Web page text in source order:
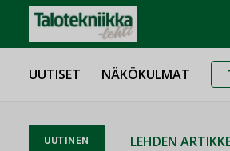
UUTISET NÄKÖKULMAT
UUTINEN LEHDEN